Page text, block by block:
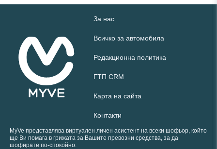
За нас
Всичко за автомобила
Редакционна политика
ГТП CRM
Карта на сайта
Контакти
MyVe представлява виртуален личен асистент на всеки шофьор, който
ще Ви помага в грижата за Вашите превозни средства, за да
шофирате по-спокойно.